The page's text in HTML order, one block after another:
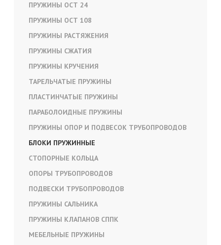
ПРУЖИНЫ ОСТ 24
ПРУЖИНЫ ОСТ 108
ПРУЖИНЫ РАСТЯЖЕНИЯ
ПРУЖИНЫ СЖАТИЯ
ПРУЖИНЫ КРУЧЕНИЯ
ТАРЕЛЬЧАТЫЕ ПРУЖИНЫ
ПЛАСТИНЧАТЫЕ ПРУЖИНЫ
ПАРАБОЛОИДНЫЕ ПРУЖИНЫ
ПРУЖИНЫ ОПОР И ПОДВЕСОК ТРУБОПРОВОДОВ
БЛОКИ ПРУЖИННЫЕ
СТОПОРНЫЕ КОЛЬЦА
ОПОРЫ ТРУБОПРОВОДОВ
ПОДВЕСКИ ТРУБОПРОВОДОВ
ПРУЖИНЫ САЛЬНИКА
ПРУЖИНЫ КЛАПАНОВ СППК
МЕБЕЛЬНЫЕ ПРУЖИНЫ